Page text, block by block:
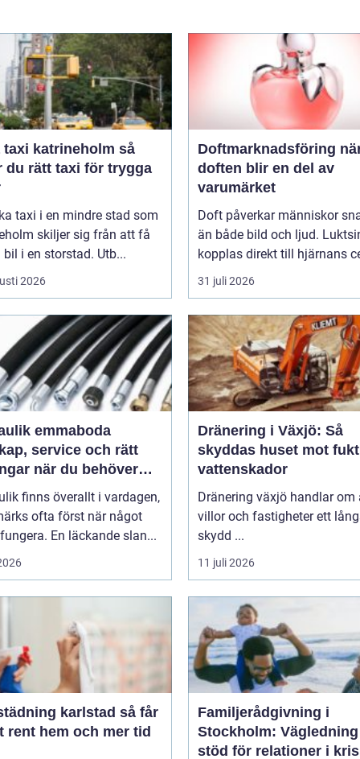
katrineholm så
du rätt taxi för trygga
taxi i en mindre stad som
skiljer sig från att få
bil i en storstad. Utb...
2026
Doftmarknadsföring när
doften blir en del av
varumärket
Doft påverkar människor
än både bild och ljud.
kopplas direkt till hjärnans
31 juli 2026
emmaboda
service och rätt
när du behöver
finns överallt i vardagen,
ofta först när något
En läckande slan...
Dränering i Växjö: Så
skyddas huset mot
vattenskador
Dränering växjö handlar om
villor och fastigheter ett
skydd ...
11 juli 2026
karlstad så får
rent hem och mer tid
Familjerådgivning i
Stockholm:
stöd för relationer i kris